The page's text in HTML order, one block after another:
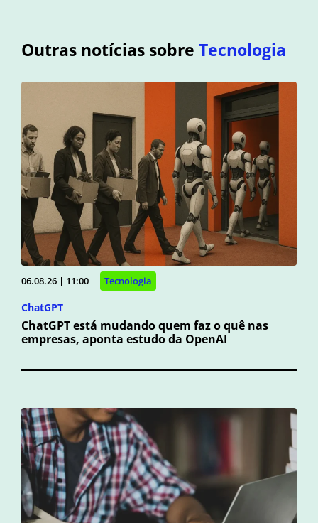
Outras notícias sobre Tecnologia
06.08.26 | 11:00 Tecnologia
ChatGPT
ChatGPT está mudando quem faz o quê nas
empresas, aponta estudo da OpenAI